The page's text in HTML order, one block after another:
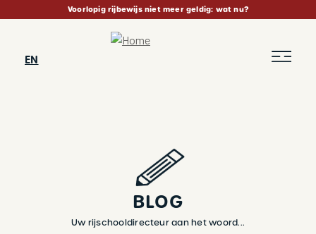
content
Voorlopig rijbewijs niet meer geldig: wat nu?
EN
BLOG
Uw rijschooldirecteur aan het woord...